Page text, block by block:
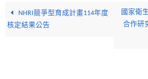
NHRI競爭型育成計畫114年度
核定結果公告
國家衛
合作研